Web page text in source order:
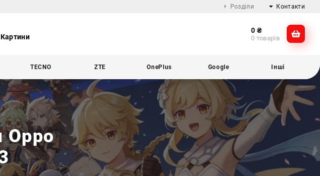
Розділи Контакти
@dikocase
Картини
0 ₴
0 товарів
TECNO ZTE OnePlus Google Інші
Oppo